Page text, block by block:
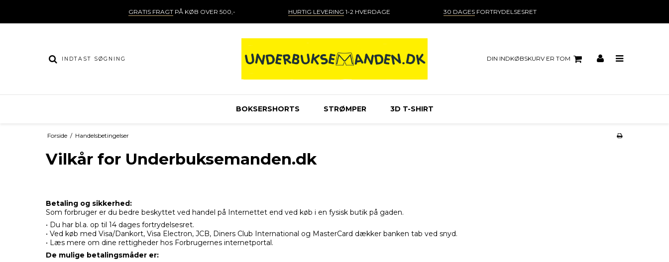
GRATIS FRAGTPÅ KØB OVER 500,- HURTIG LEVERING 1-2 HVERDAGE 30 DAGESFORTRYDELSESRET
DIN INDKØBSKURV ER TOM
BOKSERSHORTS STRØMPER 3D T-SHIRT
Forside / Handelsbetingelser
Vilkår for Underbuksemanden.dk
Betaling og sikkerhed:
Som forbruger er du bedre beskyttet ved handel på Internettet end ved køb i en fysisk butik på gaden.
• Du har bl.a. op til 14 dages fortrydelsesret.
• Ved køb med Visa/Dankort, Visa Electron, JCB, Diners Club International og MasterCard dækker banken tab ved snyd.
• Læs mere om dine rettigheder hos Forbrugernes internetportal.
De mulige betalingsmåder er: